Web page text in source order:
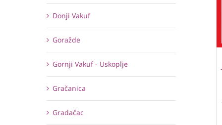
Donji Vakuf
Goražde
Gornji Vakuf - Uskoplje
Gračanica
Gradačac